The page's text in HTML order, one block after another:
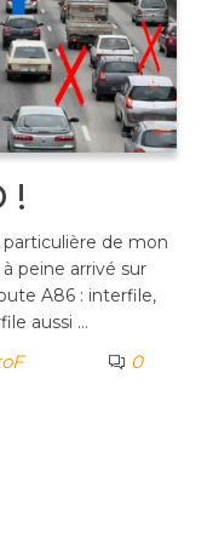
!
particulière de mon
peine arrivé sur
A86 : interfile,
aussi …
0